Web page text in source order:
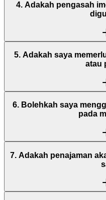
4. Adakah pengasah
5. Adakah saya
atau
6. Bolehkah saya
pada
7. Adakah penajaman